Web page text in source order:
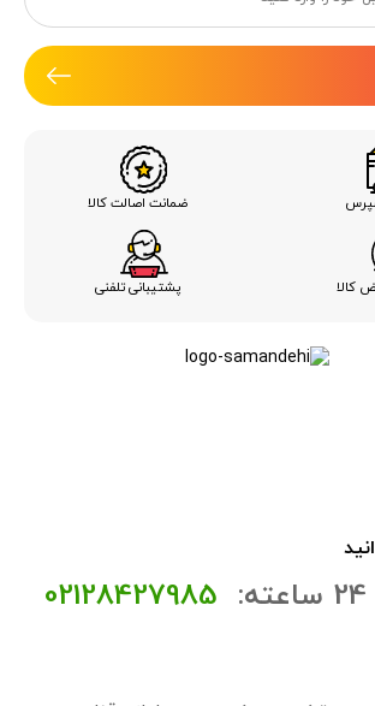
ضمانت اصالت کالا
کالا پشتیبانی تلفنی
02128427985